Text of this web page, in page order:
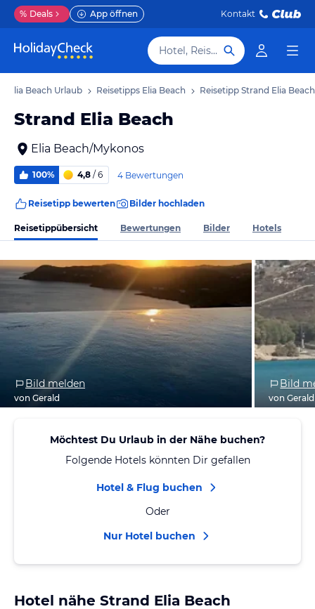
% Deals App öffnen Kontakt
Hotel, Reiseziel
Elia Beach Urlaub Reisetipps Elia Beach Reisetipp Strand Elia Beach
Strand Elia Beach
Elia Beach/Mykonos
100% 4,8 / 6 4 Bewertungen
Reisetipp bewerten Bilder hochladen
Reisetippübersicht Bewertungen Bilder Hotels
Bild melden
von Gerald
Bild
von Gerald
Möchtest Du Urlaub in der Nähe buchen?
Folgende Hotels könnten Dir gefallen
Hotel & Flug buchen
Oder
Nur Hotel buchen
Hotel nähe Strand Elia Beach